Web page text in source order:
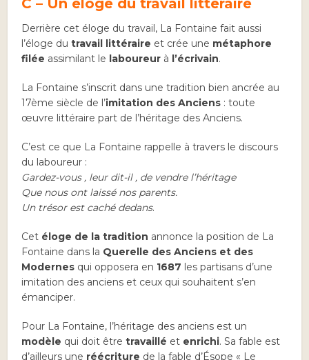
Derrière cet éloge du travail, La Fontaine fait aussi
l’éloge dutravail littéraire et crée une métaphore
filée assimilant le laboureur à l’écrivain.
La Fontaine s’inscrit dans une tradition bien ancrée au
17ème siècle de l’imitation des Anciens : toute
œuvre littéraire part de l’héritage des Anciens.
C’est ce que La Fontaine rappelle à travers le discours
du laboureur :
Gardez-vous , leur dit-il , de vendre l’héritage
Que nous ont laissé nos parents.
Un trésor est caché dedans.
Cet éloge de la tradition annonce la position de La
Fontaine dans la Querelle des Anciens et des
Modernes qui opposera en 1687 les partisans d’une
imitation des anciens et ceux qui souhaitent s’en
émanciper.
Pour La Fontaine, l’héritage des anciens est un
modèle qui doit êtretravaillé et enrichi. Sa fable est
d’ailleurs une réécriture de la fable d’Ésope « Le